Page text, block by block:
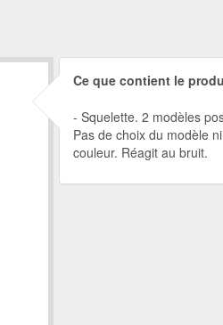
Ce que contient le
Squelette. 2 modèles
Pas de choix du modèle
couleur. Réagit au bruit.